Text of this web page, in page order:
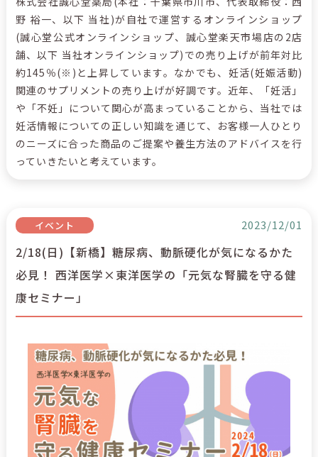
野 裕一、以下 当社)が自社で運営するオンラインショップ
(誠心堂公式オンラインショップ、誠心堂楽天市場店の2店
舗、以下 当社オンラインショップ)での売り上げが前年対比
約145％(※)と上昇しています。なかでも、妊活(妊娠活動)
関連のサプリメントの売り上げが好調です。近年、「妊活」
や「不妊」について関心が高まっていることから、当社では
妊活情報についての正しい知識を通じて、お客様一人ひとり
のニーズに合った商品のご提案や養生方法のアドバイスを行
っていきたいと考えています。
イベント 2023/12/01
2/18(日)【新橋】糖尿病、動脈硬化が気になるかた
必見！ 西洋医学×東洋医学の「元気な腎臓を守る健
康セミナー」